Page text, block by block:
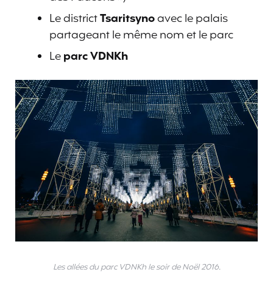
Le districtTsaritsynoavec le palais
partageant le même nom et le parc
Leparc VDNKh
Les allées du parc VDNKh le soir de Noël 2016.